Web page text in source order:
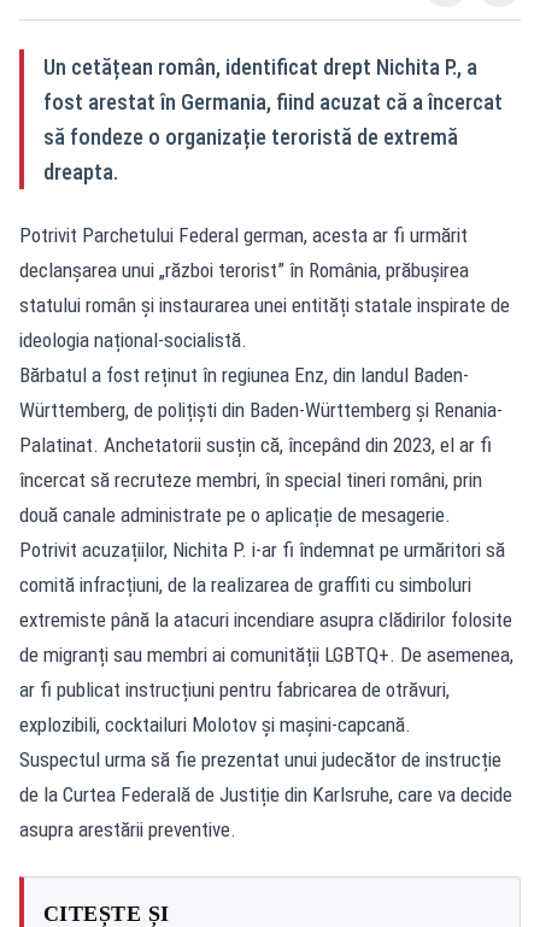
Un cetățean român, identificat drept Nichita P., a
fost arestat în Germania, fiind acuzat că a încercat
să fondeze o organizație teroristă de extremă
dreapta.
Potrivit Parchetului Federal german, acesta ar fi urmărit
declanșarea unui „război terorist” în România, prăbușirea
statului român și instaurarea unei entități statale inspirate de
ideologia național-socialistă.
Bărbatul a fost reținut în regiunea Enz, din landul Baden-
Württemberg, de polițiști din Baden-Württemberg și Renania-
Palatinat. Anchetatorii susțin că, începând din 2023, el ar fi
încercat să recruteze membri, în special tineri români, prin
două canale administrate pe o aplicație de mesagerie.
Potrivit acuzațiilor, Nichita P. i-ar fi îndemnat pe urmăritori să
comită infracțiuni, de la realizarea de graffiti cu simboluri
extremiste până la atacuri incendiare asupra clădirilor folosite
de migranți sau membri ai comunității LGBTQ+. De asemenea,
ar fi publicat instrucțiuni pentru fabricarea de otrăvuri,
explozibili, cocktailuri Molotov și mașini-capcană.
Suspectul urma să fie prezentat unui judecător de instrucție
de la Curtea Federală de Justiție din Karlsruhe, care va decide
asupra arestării preventive.
CITEȘTE ȘI